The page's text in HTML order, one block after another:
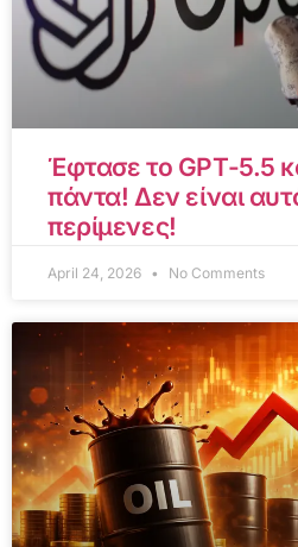
Έφτασε το GPT-5.5
πάντα! Δεν είναι
περίμενες!
April 24, 2026 No Comments